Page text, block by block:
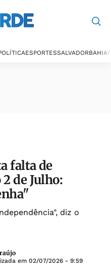
ESPORTESSALVADORBAHIA
falta de
de Julho:
diz o
em 02/07/2026 - 9:59